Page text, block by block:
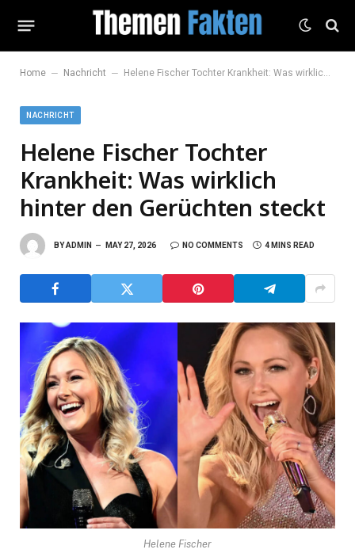
Home – Nachricht – Helene Fischer Tochter Krankheit: Was wirklich hinter den Gerüchten steckt
NACHRICHT
Helene Fischer Tochter
Krankheit: Was wirklich
hinter den Gerüchten steckt
BYADMIN MAY 27, 2026 NO COMMENTS 4 MINS READ
Helene Fischer